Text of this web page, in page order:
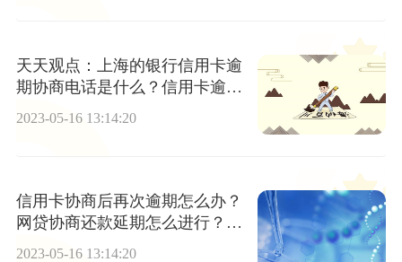
天天观点：上海的银行信用卡逾
期协商电话是什么？信用卡逾期
2023-05-16 13:14:20
信用卡协商后再次逾期怎么办？
网贷协商还款延期怎么进行？_
2023-05-16 13:14:20